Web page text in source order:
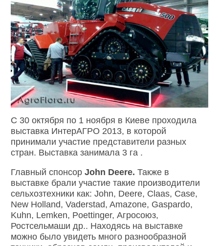
С 30 октября по 1 ноября в Киеве проходила
выставка ИнтерАГРО 2013, в которой
принимали участие представители разных
стран. Выставка занимала 3 га .
Главный спонсорJohn Deere.Также в
выставке брали участие такие производители
сельхозтехники как: John, Deere, Claas, Case,
New Holland, Vaderstad, Amazone, Gaspardo,
Kuhn, Lemken, Poettinger, Агросоюз,
Ростсельмаши др.. Находясь на выставке
можно было увидеть много разнообразной